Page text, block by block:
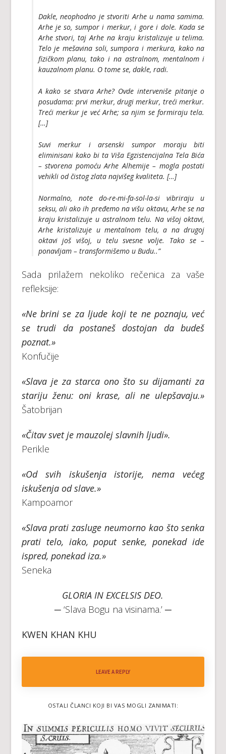
Dakle, neophodno je stvoriti Arhe u nama samima.
Arhe je so, sumpor i merkur, i gore i dole. Kada se
Arhe stvori, taj Arhe na kraju kristalizuje u telima.
Telo je mešavina soli, sumpora i merkura, kako na
fizičkom planu, tako i na astralnom, mentalnom i
kauzalnom planu. O tome se, dakle, radi.
A kako se stvara Arhe? Ovde interveniše pitanje o
posudama: prvi merkur, drugi merkur, treći merkur.
Treći merkur je već Arhe; sa njim se formiraju tela.
[…]
Suvi merkur i arsenski sumpor moraju biti
eliminisani kako bi ta Viša Egzistencijalna Tela Bića
– stvorena pomoću Arhe Alhemije – mogla postati
vehikli od čistog zlata najvišeg kvaliteta. […]
Normalno, note do-re-mi-fa-sol-la-si vibriraju u
seksu, ali ako ih pređemo na višu oktavu, Arhe se na
kraju kristalizuje u astralnom telu. Na višoj oktavi,
Arhe kristalizuje u mentalnom telu, a na drugoj
oktavi još višoj, u telu svesne volje. Tako se –
ponavljam – transformišemo u Budu..”
Sada prilažem nekoliko rečenica za vaše
refleksije:
«Ne brini se za ljude koji te ne poznaju, već
se trudi da postaneš dostojan da budeš
poznat.»
Konfučije
«Slava je za starca ono što su dijamanti za
stariju ženu: oni krase, ali ne ulepšavaju.»
Šatobrijan
«Čitav svet je mauzolej slavnih ljudi».
Perikle
«Od svih iskušenja istorije, nema većeg
iskušenja od slave.»
Kampoamor
«Slava prati zasluge neumorno kao što senka
prati telo, iako, poput senke, ponekad ide
ispred, ponekad iza.»
Seneka
GLORIA IN EXCELSIS DEO.
─ ‘Slava Bogu na visinama.’ ─
KWEN KHAN KHU
LEAVE A REPLY
OSTALI ČLANCI KOJI BI VAS MOGLI ZANIMATI: